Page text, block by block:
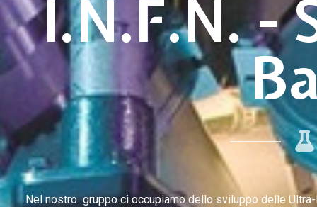
I.N.F.N. -
Nel nostro gruppo ci occupiamo dello sviluppo delle